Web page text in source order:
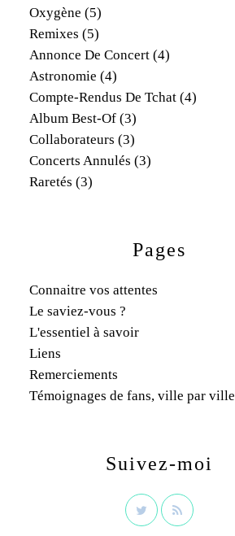
Oxygène (5)
Remixes (5)
Annonce De Concert (4)
Astronomie (4)
Compte-Rendus De Tchat (4)
Album Best-Of (3)
Collaborateurs (3)
Concerts Annulés (3)
Raretés (3)
Pages
Connaitre vos attentes
Le saviez-vous ?
L'essentiel à savoir
Liens
Remerciements
Témoignages de fans, ville par ville
Suivez-moi